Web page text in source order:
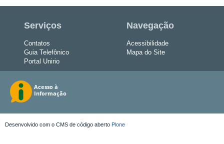
Serviços
Contatos
Guia Telefônico
Portal Unirio
Navegação
Acessibilidade
Mapa do Site
Desenvolvido com o CMS de código aberto Plone